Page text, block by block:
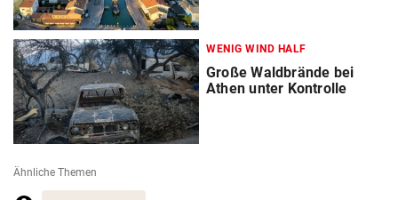
WENIG WIND HALF
Große Waldbrände bei
Athen unter Kontrolle
Ähnliche Themen